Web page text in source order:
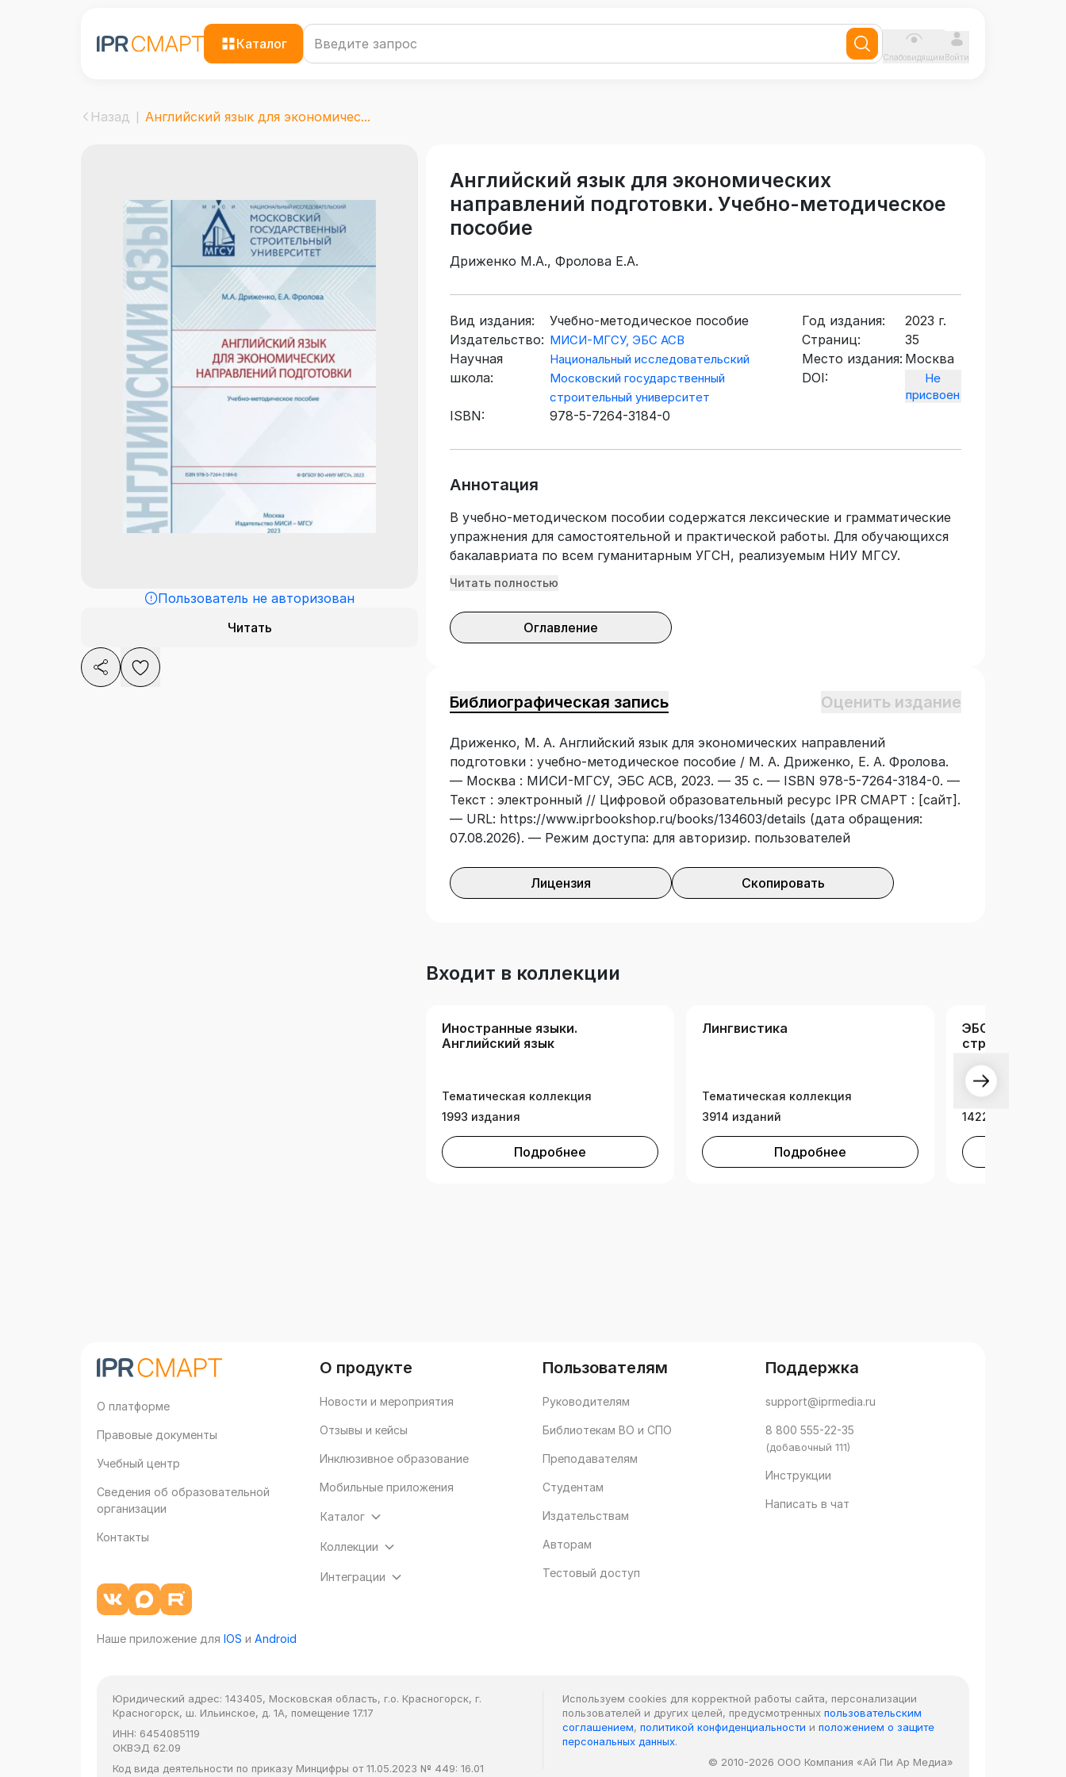
Каталог
СлабовидящимВойти
Назад Английский язык для экономичес...
Пользователь не авторизован
Читать
Английский язык для экономических
направлений подготовки. Учебно-методическое
пособие
Дриженко М.А., Фролова Е.А.
Вид издания:
Учебно-методическое пособие
Издательство: МИСИ-МГСУ, ЭБС АСВ
Научная
школа:
Национальный исследовательский
Московский государственный
строительный университет
ISBN: 978-5-7264-3184-0
Год издания:
2023 г.
Страниц:
35
Место издания: Москва
DOI:
Не
присвоен
Аннотация
В учебно-методическом пособии содержатся лексические и грамматические
упражнения для самостоятельной и практической работы. Для обучающихся
бакалавриата по всем гуманитарным УГСН, реализуемым НИУ МГСУ.
Читать полностью
Оглавление
Библиографическая запись Оценить издание
Дриженко, М. А. Английский язык для экономических направлений
подготовки : учебно-методическое пособие / М. А. Дриженко, Е. А. Фролова.
— Москва : МИСИ-МГСУ, ЭБС АСВ, 2023. — 35 с. — ISBN 978-5-7264-3184-0. —
Текст : электронный // Цифровой образовательный ресурс IPR СМАРТ : [сайт].
— URL: https://www.iprbookshop.ru/books/134603/details (дата обращения:
07.08.2026). — Режим доступа: для авторизир. пользователей
Лицензия Скопировать
Входит в коллекции
Иностранные языки.
Английский язык
Тематическая коллекция
1993 издания
Подробнее
Лингвистика
Тематическая коллекция
3914 изданий
Подробнее
ЭБС
строительных
Научно-
платформа (НОП)
14224 издания
О платформе
Правовые документы
Учебный центр
Сведения об образовательной
организации
Контакты
Наше приложение для IOS и Android
О продукте
Новости и мероприятия
Отзывы и кейсы
Инклюзивное образование
Мобильные приложения
Каталог
Коллекции
Интеграции
Пользователям
Руководителям
Библиотекам ВО и СПО
Преподавателям
Студентам
Издательствам
Авторам
Тестовый доступ
Поддержка
support@iprmedia.ru
8 800 555-22-35
(добавочный 111)
Инструкции
Написать в чат
Юридический адрес: 143405, Московская область, г.о. Красногорск, г.
Красногорск, ш. Ильинское, д. 1А, помещение 17.17
ИНН: 6454085119
ОКВЭД 62.09
Код вида деятельности по приказу Минцифры от 11.05.2023 № 449: 16.01
Используем cookies для корректной работы сайта, персонализации
пользователей и других целей, предусмотренных пользовательским
соглашением, политикой конфиденциальности и положением о защите
персональных данных.
© 2010-2026 ООО Компания «Ай Пи Ар Медиа»